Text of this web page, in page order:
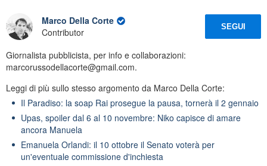
Marco Della Corte
Contributor
SEGUI
Giornalista pubblicista, per info e collaborazioni:
marcorussodellacorte@gmail.com.
Leggi di più sullo stesso argomento da Marco Della Corte:
Il Paradiso: la soap Rai prosegue la pausa, tornerà il 2 gennaio
Upas, spoiler dal 6 al 10 novembre: Niko capisce di amare
ancora Manuela
Emanuela Orlandi: il 10 ottobre il Senato voterà per
un'eventuale commissione d'inchiesta